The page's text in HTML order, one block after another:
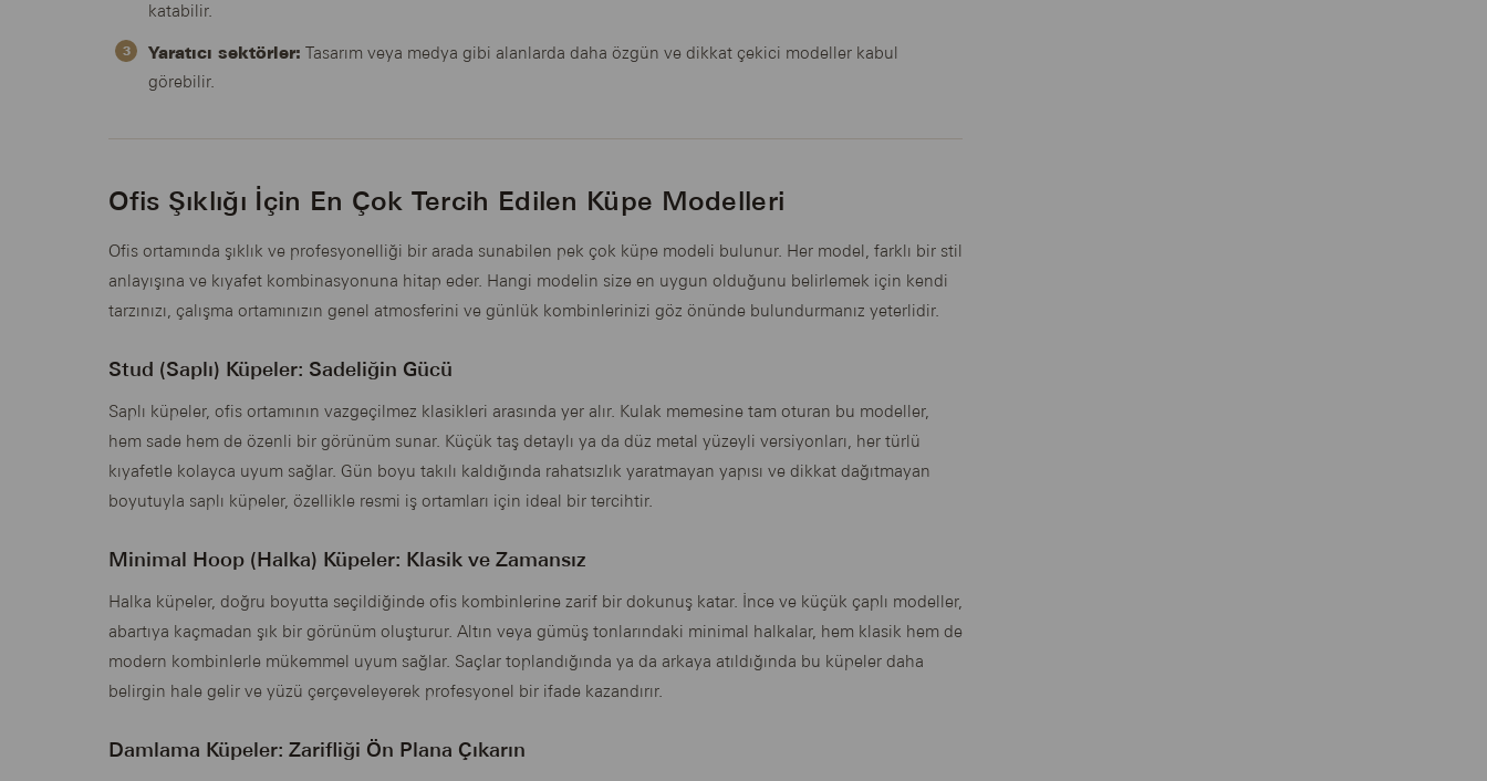
katabilir.
Yaratıcı sektörler: Tasarım veya medya gibi alanlarda daha özgün ve dikkat çekici modeller kabul
görebilir.
Ofis Şıklığı İçin En Çok Tercih Edilen Küpe Modelleri
Ofis ortamında şıklık ve profesyonelliği bir arada sunabilen pek çok küpe modeli bulunur. Her model, farklı bir stil
anlayışına ve kıyafet kombinasyonuna hitap eder. Hangi modelin size en uygun olduğunu belirlemek için kendi
tarzınızı, çalışma ortamınızın genel atmosferini ve günlük kombinlerinizi göz önünde bulundurmanız yeterlidir.
Stud (Saplı) Küpeler: Sadeliğin Gücü
Saplı küpeler, ofis ortamının vazgeçilmez klasikleri arasında yer alır. Kulak memesine tam oturan bu modeller,
hem sade hem de özenli bir görünüm sunar. Küçük taş detaylı ya da düz metal yüzeyli versiyonları, her türlü
kıyafetle kolayca uyum sağlar. Gün boyu takılı kaldığında rahatsızlık yaratmayan yapısı ve dikkat dağıtmayan
boyutuyla saplı küpeler, özellikle resmi iş ortamları için ideal bir tercihtir.
Minimal Hoop (Halka) Küpeler: Klasik ve Zamansız
Halka küpeler, doğru boyutta seçildiğinde ofis kombinlerine zarif bir dokunuş katar. İnce ve küçük çaplı modeller,
abartıya kaçmadan şık bir görünüm oluşturur. Altın veya gümüş tonlarındaki minimal halkalar, hem klasik hem de
modern kombinlerle mükemmel uyum sağlar. Saçlar toplandığında ya da arkaya atıldığında bu küpeler daha
belirgin hale gelir ve yüzü çerçeveleyerek profesyonel bir ifade kazandırır.
Damlama Küpeler: Zarifliği Ön Plana Çıkarın